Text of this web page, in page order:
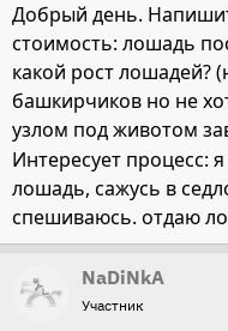
Добрый день.
стоимость: лошадь
какой рост лошадей?
башкирчиков но не
узлом под животом
Интересует процесс:
лошадь, сажусь в
спешиваюсь. отдаю
NaDiNkA
Участник